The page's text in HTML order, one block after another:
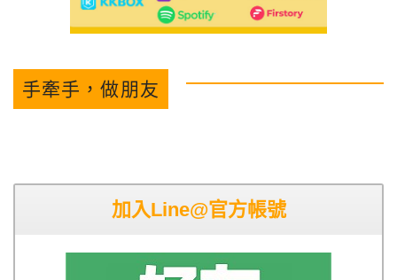
手牽手，做朋友
加入Line@官方帳號